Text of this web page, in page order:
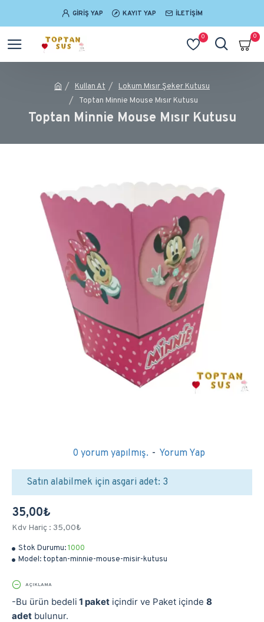
GIRIŞ YAP KAYIT YAP İLETIŞIM
0 0
Kullan At
Lokum Mısır Şeker Kutusu
Toptan Minnie Mouse Mısır Kutusu
Toptan Minnie Mouse Mısır Kutusu
Stok Durumu:1000
Model: toptan-minnie-mouse-misir-kutusu
0 yorum yapılmış. - Yorum Yap
35,00₺
Kdv Hariç : 35,00₺
Satın alabilmek için asgari adet: 3
AÇIKLAMA
-Bu ürün bedeli 1 paket içindir ve Paket içinde 8
adet bulunur.